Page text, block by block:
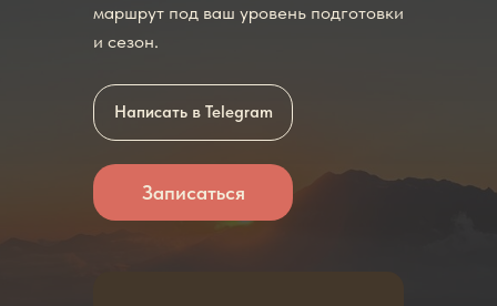
маршрут под ваш уровень подготовки
и сезон.
Написать в Telegram
Записаться